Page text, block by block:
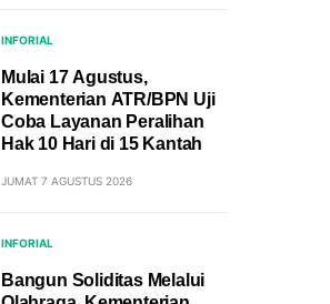
INFORIAL
Mulai 17 Agustus,
Kementerian ATR/BPN Uji
Coba Layanan Peralihan
Hak 10 Hari di 15 Kantah
JUMAT 7 AGUSTUS 2026
INFORIAL
Bangun Soliditas Melalui